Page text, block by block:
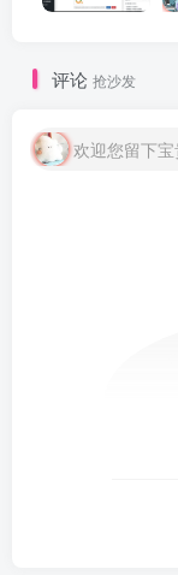
评论 抢沙发
欢迎您留下宝